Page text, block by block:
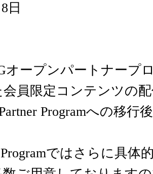
日
オープンパートナープ
員限定コンテンツの
Programへの移行
Programではさらに具体